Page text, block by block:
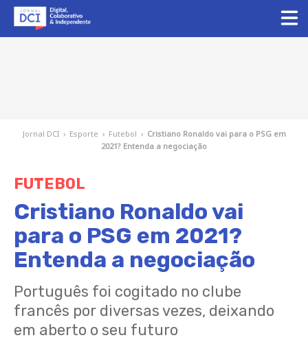
Jornal DCI › Esporte › Futebol › Cristiano Ronaldo vai para o PSG em
2021? Entenda a negociação
FUTEBOL
Cristiano Ronaldo vai
para o PSG em 2021?
Entenda a negociação
Português foi cogitado no clube
francês por diversas vezes, deixando
em aberto o seu futuro